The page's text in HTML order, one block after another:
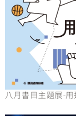
八月書目主題展-